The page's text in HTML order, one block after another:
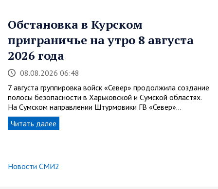
Обстановка в Курском
приграничье на утро 8 августа
2026 года
08.08.2026 06:48
7 августа группировка войск «Север» продолжила создание
полосы безопасности в Харьковской и Сумской областях.
На Сумском направлении Штурмовики ГВ «Север»…
Читать далее
Новости СМИ2